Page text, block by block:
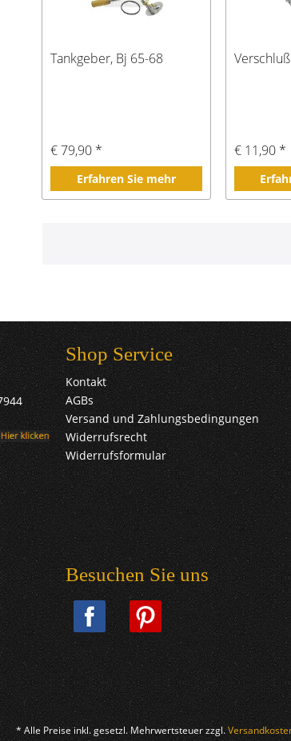
Tankgeber, Bj 65-68
€ 79,90 *
Erfahren Sie mehr
€ 11,90 *
Shop Service
Kontakt
AGBs
Versand und Zahlungsbedingungen
Widerrufsrecht
Widerrufsformular
Besuchen Sie uns
* Alle Preise inkl. gesetzl. Mehrwertsteuer zzgl.